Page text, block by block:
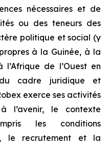
nécessaires et de
ou des teneurs des
politique et social (y
à la Guinée, à la
de l’Ouest en
cadre juridique et
exerce ses activités
l’avenir, le contexte
les conditions
le recrutement et la